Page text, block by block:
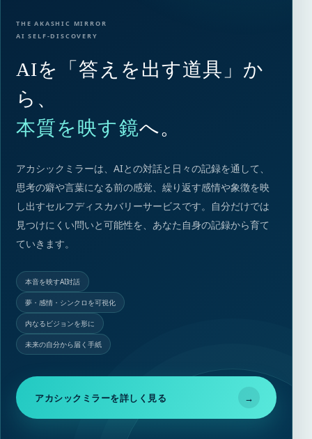
THE AKASHIC MIRROR
AI SELF-DISCOVERY
AIを「答えを出す道具」か
ら、
本質を映す鏡へ。
アカシックミラーは、AIとの対話と日々の記録を通して、
思考の癖や言葉になる前の感覚、繰り返す感情や象徴を映
し出すセルフディスカバリーサービスです。自分だけでは
見つけにくい問いと可能性を、あなた自身の記録から育て
ていきます。
本音を映すAI対話
夢・感情・シンクロを可視化
内なるビジョンを形に
未来の自分から届く手紙
アカシックミラーを詳しく見る →